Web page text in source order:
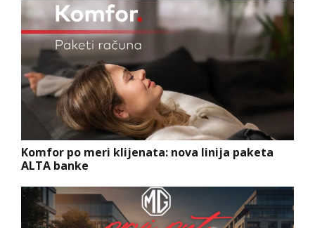
Komfor po meri klijenata: nova linija paketa
ALTA banke